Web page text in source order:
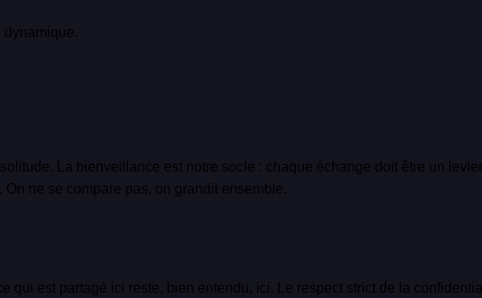
dynamique.
La bienveillance est notre socle : chaque échange doit être un
ne se compare pas, on grandit ensemble.
qui est partagé ici reste, bien entendu, ici. Le respect strict de la